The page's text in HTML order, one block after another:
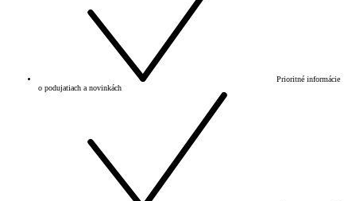
Prioritné informácie
o podujatiach a novinkách